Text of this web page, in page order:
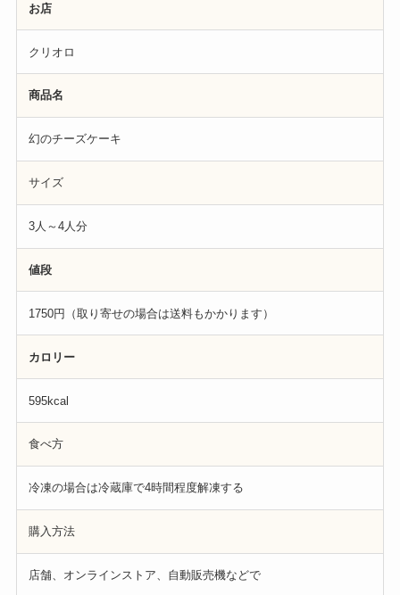
お店
クリオロ
商品名
幻のチーズケーキ
サイズ
3人～4人分
値段
1750円（取り寄せの場合は送料もかかります）
カロリー
595kcal
食べ方
冷凍の場合は冷蔵庫で4時間程度解凍する
購入方法
店舗、オンラインストア、自動販売機などで